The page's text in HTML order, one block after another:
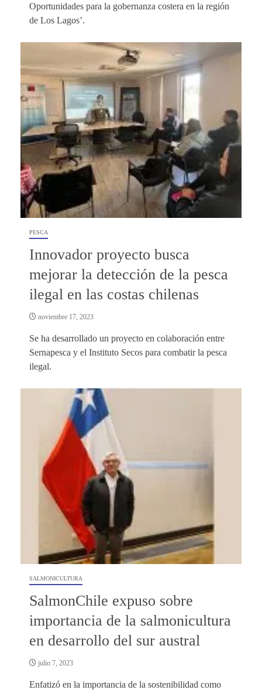
Oportunidades para la gobernanza costera en la región
de Los Lagos’.
PESCA
Innovador proyecto busca
mejorar la detección de la pesca
ilegal en las costas chilenas
noviembre 17, 2023
Se ha desarrollado un proyecto en colaboración entre
Sernapesca y el Instituto Secos para combatir la pesca
ilegal.
SALMONICULTURA
SalmonChile expuso sobre
importancia de la salmonicultura
en desarrollo del sur austral
julio 7, 2023
Enfatizó en la importancia de la sostenibilidad como